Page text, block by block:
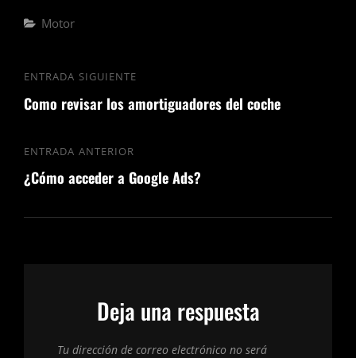
Categorías
Motor
Navegación
de
Entrada
anterior
ENTRADA ANTERIOR
¿Cómo acceder a Google Ads?
Entrada
siguiente
ENTRADA SIGUIENTE
Como revisar los amortiguadores del coche
Deja una respuesta
Tu dirección de correo electrónico no será